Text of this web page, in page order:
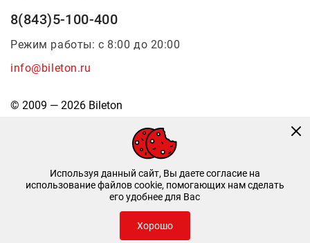
8(843)5-100-400
Режим работы: с 8:00 до 20:00
info@bileton.ru
© 2009 — 2026 Bileton
Инфоматика
—Дизайн и разработка
Используя данный сайт, Вы даете согласие на
использование файлов cookie, помогающих нам сделать
его удобнее для Вас
Хорошо